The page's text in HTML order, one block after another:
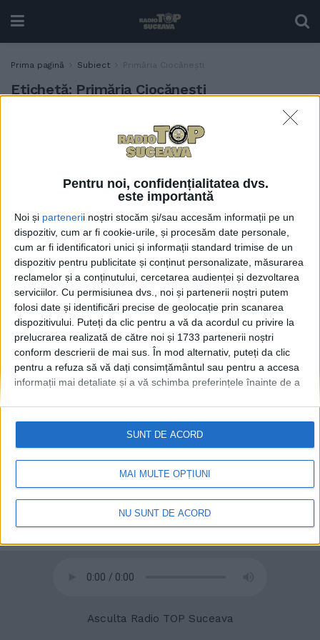
Pentru noi, confidențialitatea dvs.
este importantă
Noi și partenerii noștri stocăm și/sau accesăm informații pe un
dispozitiv, cum ar fi cookie-urile, și procesăm date personale,
cum ar fi identificatori unici și informații standard trimise de un
dispozitiv pentru publicitate și conținut personalizate, măsurarea
reclamelor și a conținutului, cercetarea audienței și dezvoltarea
serviciilor. Cu permisiunea dvs., noi și partenerii noștri putem
folosi date și identificări precise de geolocație prin scanarea
dispozitivului. Puteți da clic pentru a vă da acordul cu privire la
prelucrarea realizată de către noi și 1733 partenerii noștri
conform descrierii de mai sus. În mod alternativ, puteți da clic
pentru a refuza să vă dați consimțământul sau pentru a accesa
informații mai detaliate și a vă schimba preferințele înainte de a
retrageți consimțământul în orice moment, revenind la acest site
și făcând clic pe butonul "Confidențialitate" din partea de jos a
paginii web.
MAI MULTE OPȚIUNI
NU SUNT DE ACORD
SUNT DE ACORD
Prima pagină Subiect Primăria Ciocănești
Etichetă: Primăria Ciocănești
Primărie cu farmacie, la
Ciocănești. 10 angajați sînt la
Primărie, cu tot cu primar și
30 MARTIE, 2026
© 2020 Radio TOP Suceava 104 FM
Asculta Radio TOP Suceava